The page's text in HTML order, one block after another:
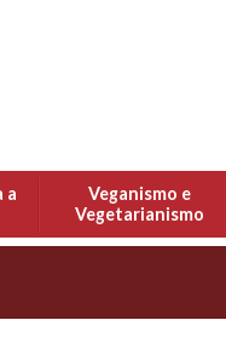
a
Veganismo e
Vegetarianismo